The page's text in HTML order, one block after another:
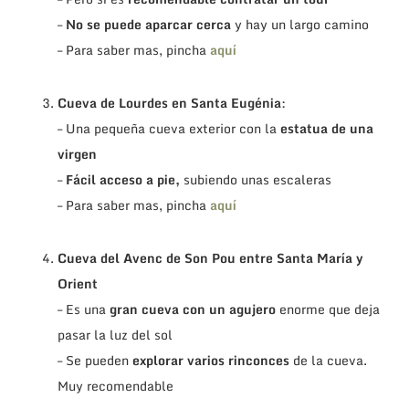
–No se puede aparcar cercay hay un largo camino
– Para saber mas, pinchaaquí
Cueva de Lourdes en Santa Eugénia:
– Una pequeña cueva exterior con laestatua de una
virgen
–Fácil acceso a pie, subiendo unas escaleras
– Para saber mas, pinchaaquí
Cueva del Avenc de Son Pou entre Santa María y
Orient
– Es unagran cueva con un agujero enorme que deja
pasar la luz del sol
– Se puedenexplorar varios rinconces de la cueva.
Muy recomendable